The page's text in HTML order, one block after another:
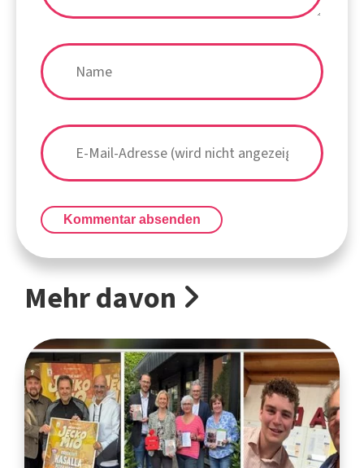
Kommentar absenden
Mehr davon